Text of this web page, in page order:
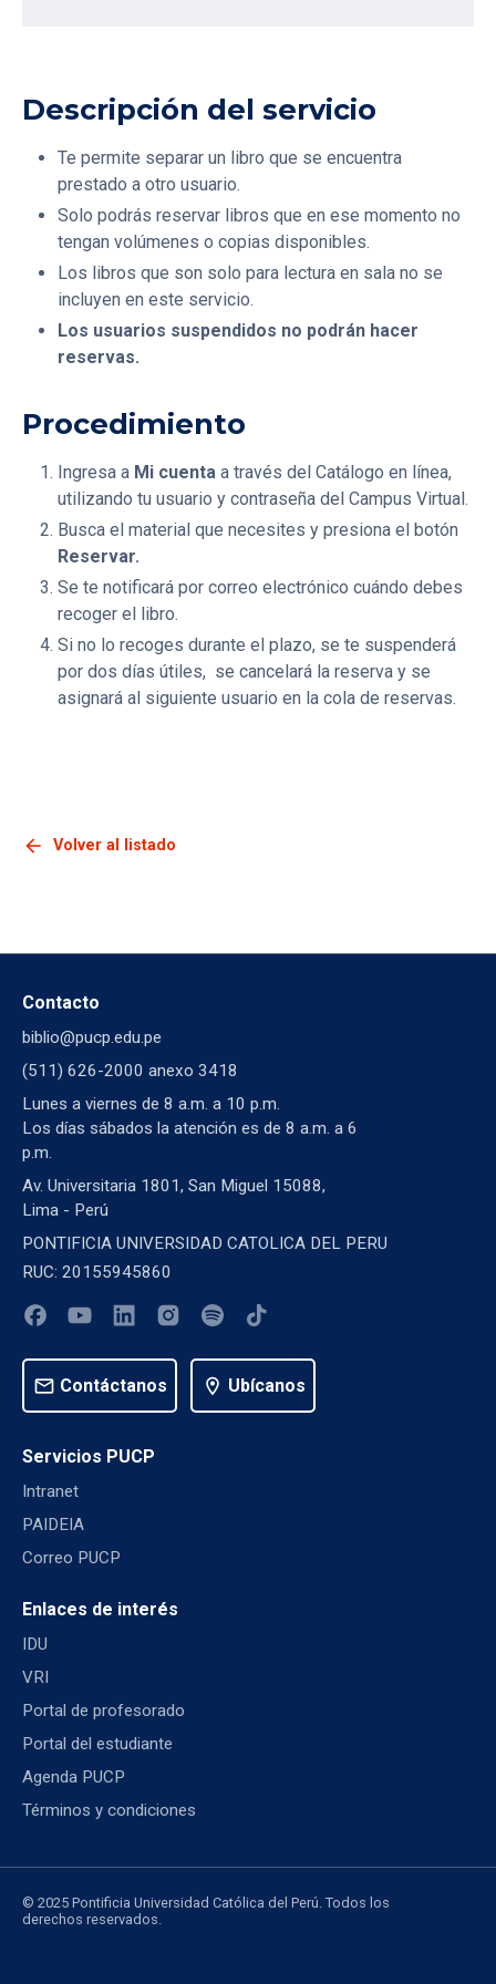
Descripción del servicio
Te permite separar un libro que se encuentra
prestado a otro usuario.
Solo podrás reservar libros que en ese momento no
tengan volúmenes o copias disponibles.
Los libros que son solo para lectura en sala no se
incluyen en este servicio.
Los usuarios suspendidos no podrán hacer
reservas.
Procedimiento
Ingresa a Mi cuenta a través del Catálogo en línea,
utilizando tu usuario y contraseña del Campus Virtual.
Busca el material que necesites y presiona el botón
Reservar.
Se te notificará por correo electrónico cuándo debes
recoger el libro.
Si no lo recoges durante el plazo, se te suspenderá
por dos días útiles, se cancelará la reserva y se
asignará al siguiente usuario en la cola de reservas.
arrow_back Volver al listado
Contacto
biblio@pucp.edu.pe
(511) 626-2000 anexo 3418
Lunes a viernes de 8 a.m. a 10 p.m.
Los días sábados la atención es de 8 a.m. a 6
p.m.
Av. Universitaria 1801, San Miguel 15088,
Lima - Perú
PONTIFICIA UNIVERSIDAD CATOLICA DEL PERU
RUC: 20155945860
mail Contáctanos location_on Ubícanos
Servicios PUCP
Intranet
PAIDEIA
Correo PUCP
Enlaces de interés
IDU
VRI
Portal de profesorado
Portal del estudiante
Agenda PUCP
Términos y condiciones
© 2025 Pontificia Universidad Católica del Perú. Todos los
derechos reservados.